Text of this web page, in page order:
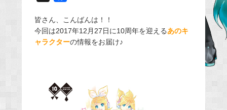
c
e
b
k
皆さん、こんばんは！！
今回は2017年12月27日に10周年を迎えるあのキ
ャラクターの情報をお届け♪